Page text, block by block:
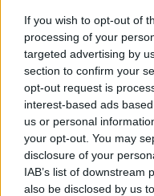
If you wish to opt-out of
processing of your
targeted advertising by
section to confirm your
opt-out request is
interest-based ads
us or personal
your opt-out. You may
disclosure of your
IAB’s list of downstream
also be disclosed by us
στους θεατές ή
χαζό αστείο που
αριθμό
Ακολουθήστε το
μάθετε πρώτοιόλες
TAGS: ΛΟΝΔΙΝΟ